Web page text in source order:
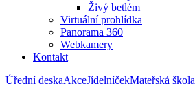
Živý betlém
Virtuální prohlídka
Panorama 360
Webkamery
Kontakt
Úřední deskaAkceJídelníčekMateřská škola